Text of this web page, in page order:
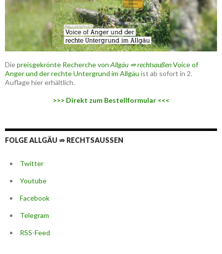
Diepreisgekrönte Recherche von Allgäu ⇏ rechtsaußenVoice of
Anger und der rechte Untergrund im Allgäu ist ab sofort in 2.
Auflage hier erhältlich.
>>> Direkt zum Bestellformular <<<
FOLGE ALLGÄU ⇏ RECHTSAUSSEN
Twitter
Youtube
Facebook
Telegram
RSS-Feed